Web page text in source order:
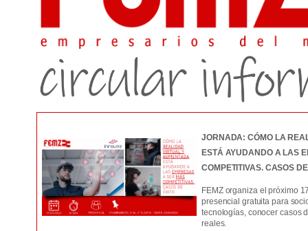
JORNADA: CÓMO LA
ESTÁ AYUDANDO A LAS
COMPETITIVAS. CASOS
FEMZ organiza el próximo
presencial gratuita para
tecnologías, conocer casos
reales.